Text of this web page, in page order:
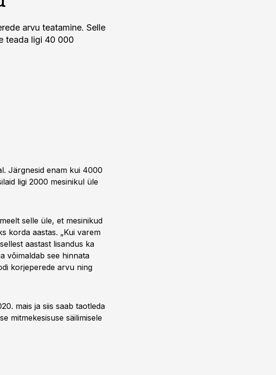
arvu teatamine. Selle
teada ligi 40 000
Järgnesid enam kui 4000
ligi 2000 mesinikul üle
selle üle, et mesinikud
korda aastas. „Kui varem
aastast lisandus ka
võimaldab see hinnata
korjeperede arvu ning
mais ja siis saab taotleda
mitmekesisuse säilimisele